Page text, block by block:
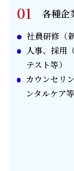
01 各種企
社員研修（
人事、採用
テスト等）
カウンセリ
ンタルケア等